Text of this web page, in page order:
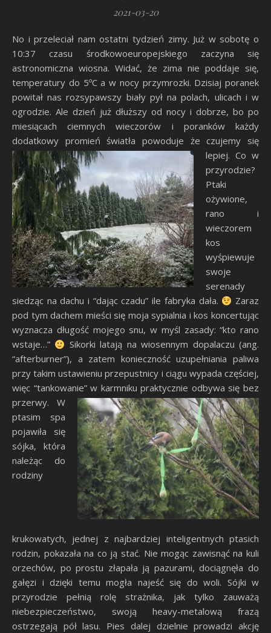
2021-03-20
No i przeleciał nam ostatni tydzień zimy. Już w sobotę o
10:37 czasu środkowoeuropejskiego zaczyna się
astronomiczna wiosna. Widać, że zima nie poddaje się,
temperatury do 5ºC a w nocy przymrozki. Dzisiaj poranek
powitał nas rozsypawszy biały pył na polach, ulicach i w
ogrodzie. Ale dzień już dłuższy od nocy i dobrze, bo po
miesiącach ciemnych wieczorów i poranków każdy
dodatkowy promień światła powoduje że czujemy się
lepiej. Co w
przyrodzie?
Ptaki
ożywione,
rano i
wieczorem
kos
wyśpiewuje
swoje
serenady
siedząc na dachu i “dając czadu” ile fabryka dała.
Zaraz
pod tym dachem mieści się moja sypialnia i kos koncertując
wyznacza długość mojego snu, w myśl zasady: “kto rano
wstaje…”
Sikorki latają na wiosennym dopalaczu (ang.
“afterburner”), a zatem konieczność uzupełniania paliwa
przy takim ustawieniu przepustnicy i ciągu wypada częściej,
więc “tankowanie” w karmniku praktycznie odbywa się bez
przerwy. W
ptasim spa
pojawiła się
sójka, która
należąc do
rodziny
krukowatych, jednej z najbardziej inteligentnych ptasich
rodzin, pokazała na co ją stać. Nie mogąc zawisnąć na kuli
orzechów, po prostu złapała ją pazurami, dociągnęła do
gałęzi i dzięki temu mogła najeść się do woli. Sójki w
przyrodzie pełnią rolę strażnika, jak tylko zauważą
niebezpieczeństwo, swoją heavy-metalową frazą
ostrzegają pół lasu. Pies dalej dzielnie prowadzi akcję